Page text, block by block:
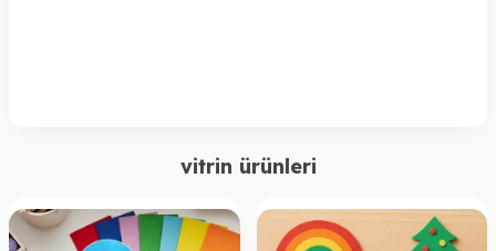
vitrin ürünleri